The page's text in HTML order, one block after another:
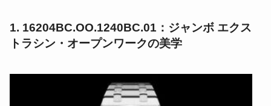
1. 16204BC.OO.1240BC.01：ジャンボ エクス
トラシン・オープンワークの美学